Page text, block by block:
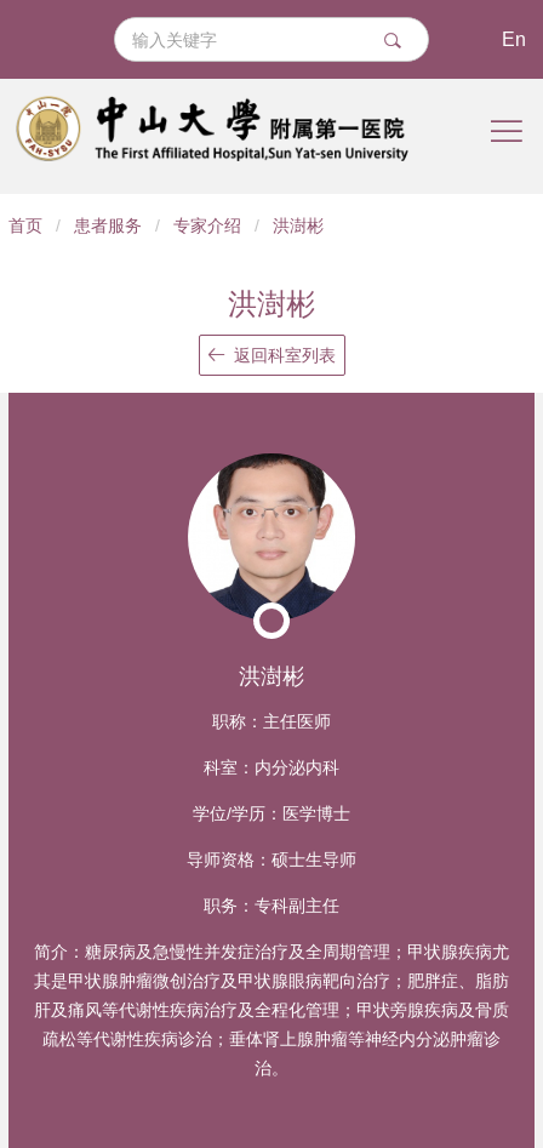
En
导
首页 / 患者服务 / 专家介绍 / 洪澍彬
洪澍彬
返回科室列表
洪澍彬
职称： 主任医师
科室： 内分泌内科
学位/学历： 医学博士
导师资格： 硕士生导师
职务： 专科副主任
简介： 糖尿病及急慢性并发症治疗及全周期管理；甲状腺疾病尤
其是甲状腺肿瘤微创治疗及甲状腺眼病靶向治疗；肥胖症、脂肪
肝及痛风等代谢性疾病治疗及全程化管理；甲状旁腺疾病及骨质
疏松等代谢性疾病诊治；垂体肾上腺肿瘤等神经内分泌肿瘤诊
治。